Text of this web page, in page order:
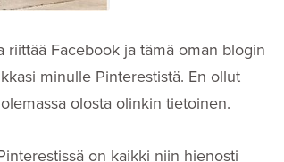
riittää Facebook ja tämä oman blogin
minulle Pinterestistä. En ollut
olosta olinkin tietoinen.
on kaikki niin hienosti